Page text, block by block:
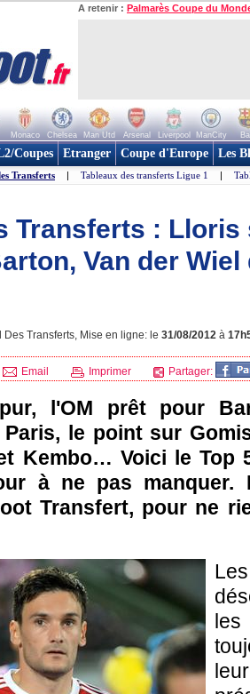
A retenir : Palmarès Coupe du
Monaco Chelsea Man Utd Arsenal Liverpool ManCity
Coupes Etranger Coupe d'Europe Les
Transferts | Tableaux des transferts Ligue 1 |
Transferts : Lloris
Van der
Des Transferts, Mise en ligne: le 31/08/2012 à
Email Imprimer Partager:
l'OM prêt pour
Paris, le point sur
Kembo… Voici le Top
à ne pas manquer.
Transfert, pour ne